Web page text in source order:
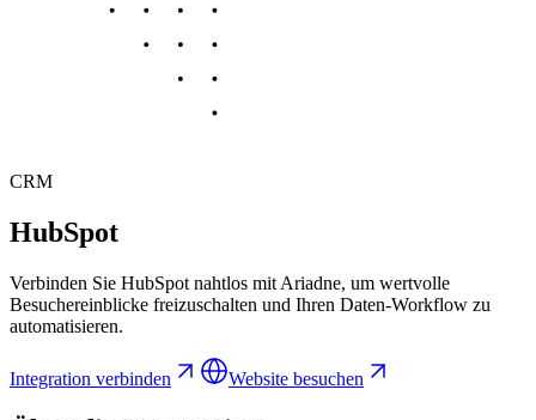
CRM
HubSpot
Verbinden Sie HubSpot nahtlos mit Ariadne, um wertvolle
Besuchereinblicke freizuschalten und Ihren Daten-Workflow zu
automatisieren.
Integration verbinden Website besuchen